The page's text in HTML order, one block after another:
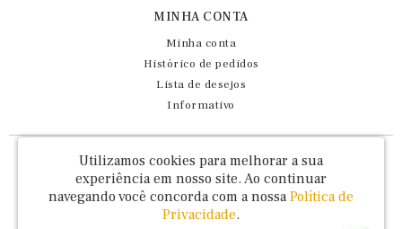
MINHA CONTA
Minha conta
Histórico de pedidos
Lista de desejos
Informativo
Fernando Maluhy Cia Ltda - CNPJ: 60.458.825/0001-86
Rua Dr Euclydes da Cunha, 47 - Brás - São Paulo / SP - CEP 03016-030
Utilizamos cookies para melhorar a sua
experiência em nosso site. Ao continuar
navegando você concorda com a nossa Política de
Privacidade.